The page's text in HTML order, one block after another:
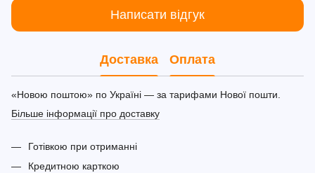
Написати відгук
Доставка Оплата
«Новою поштою» по Україні — за тарифами Нової пошти.
Більше інформації про доставку
Готівкою при отриманні
Кредитною карткою